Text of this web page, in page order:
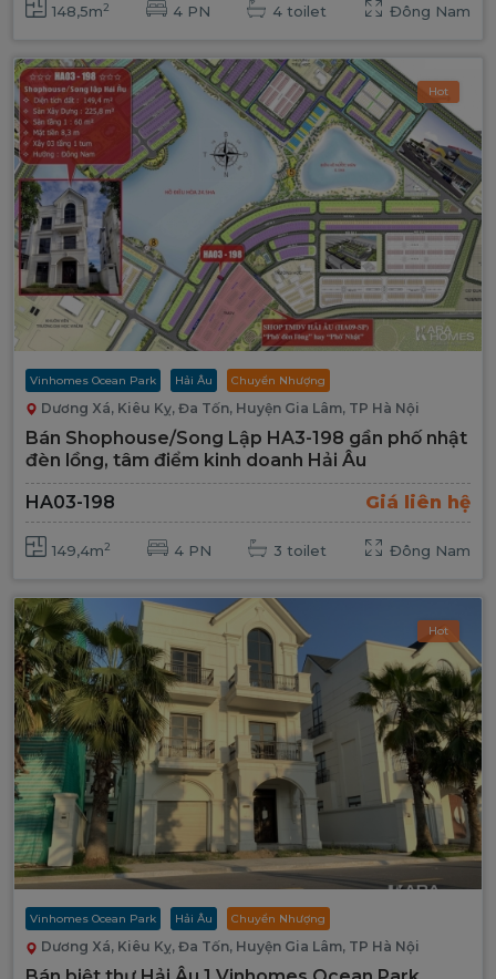
148,5m2 4 PN 4 toilet Đông Nam
Hot
Vinhomes Ocean Park Hải Âu Chuyển Nhượng
Dương Xá, Kiêu Kỵ, Đa Tốn, Huyện Gia Lâm, TP Hà Nội
Bán Shophouse/Song Lập HA3-198 gần phố nhật
đèn lồng, tâm điểm kinh doanh Hải Âu
HA03-198
Giá liên hệ
149,4m2 4 PN 3 toilet Đông Nam
Hot
Vinhomes Ocean Park Hải Âu Chuyển Nhượng
Dương Xá, Kiêu Kỵ, Đa Tốn, Huyện Gia Lâm, TP Hà Nội